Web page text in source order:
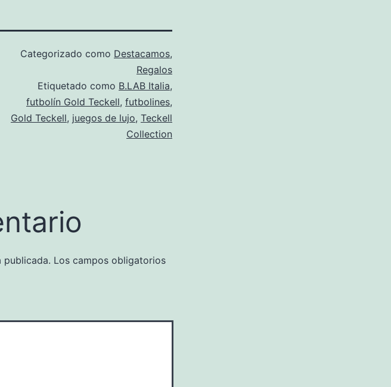
Categorizado como Destacamos,
Regalos
Etiquetado como B.LAB Italia,
futbolín Gold Teckell, futbolines,
Gold Teckell, juegos de lujo, Teckell
Collection
publicada. Los campos obligatorios